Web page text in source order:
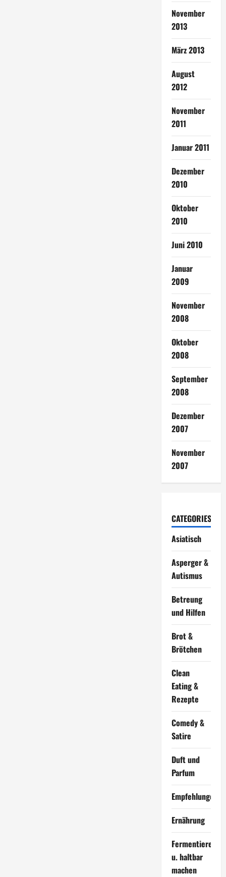
November
2013
März 2013
August
2012
November
2011
Januar 2011
Dezember
2010
Oktober
2010
Juni 2010
Januar
2009
November
2008
Oktober
2008
September
2008
Dezember
2007
November
2007
CATEGORIES
Asiatisch
Asperger &
Autismus
Betreung
und Hilfen
Brot &
Brötchen
Clean
Eating &
Rezepte
Comedy &
Satire
Duft und
Parfum
Empfehlungen
Ernährung
Fermentieren
u. haltbar
machen